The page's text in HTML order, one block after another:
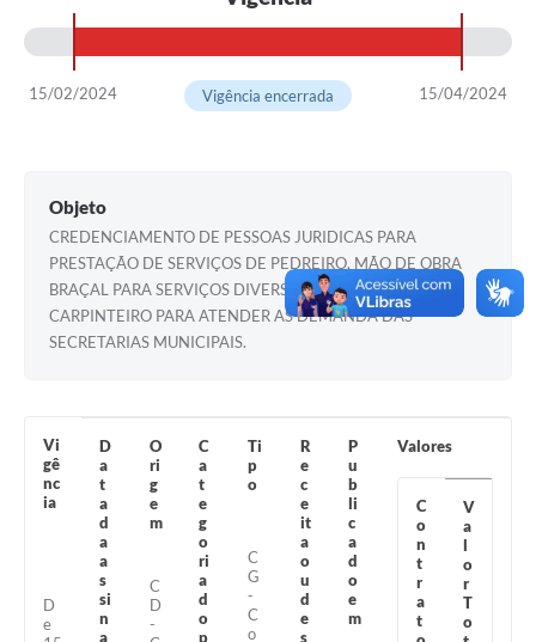
Arquivos para Download
Carta de Serviços
Projetos
Contas Públicas
Legislação
Links
Serviços Online
Telefones Úteis
Jornal
15/02/2024 15/04/2024
Vigência encerrada
Objeto
CREDENCIAMENTO DE PESSOAS JURIDICAS PARA
PRESTAÇÃO DE SERVIÇOS DE PEDREIRO, MÃO DE OBRA
BRAÇAL PARA SERVIÇOS DIVERSOS, PINTOR E
CARPINTEIRO PARA ATENDER AS DEMANDA DAS
SECRETARIAS MUNICIPAIS.
Vi
gê
nc
ia
D
e
D
a
t
a
d
a
a
s
si
n
a
O
ri
g
e
m
C
D
-
C
a
t
e
g
o
ri
a
d
o
p
Ti
p
o
C
G
-
C
o
R
e
c
e
it
a
o
u
d
e
s
P
u
b
li
c
a
d
o
e
m
Valores
C
o
n
t
r
a
t
V
a
l
o
r
T
o